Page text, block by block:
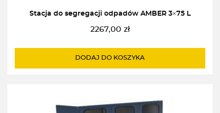
Stacja do segregacji odpadów AMBER 3×75 L
2267,00 zł
DODAJ DO KOSZYKA